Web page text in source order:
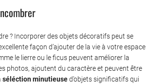
? Incorporer des objets décoratifs peut se
façon d’ajouter de la vie à votre espace
le lierre ou le ficus peuvent améliorer la
photos, ajoutent du caractère et peuvent être
séléction minutieused’objets significatifs qui